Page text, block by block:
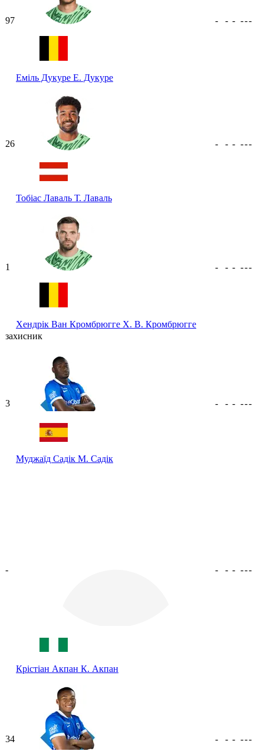
97
Еміль Дукуре Е. Дукуре
- - - ---
26
Тобіас Лаваль Т. Лаваль
- - - ---
1
Хендрік Ван Кромбрюгге Х. В. Кромбрюгге
- - - ---
захисник
3
Муджаїд Садік М. Садік
- - - ---
-
Крістіан Акпан К. Акпан
- - - ---
34 - - - ---